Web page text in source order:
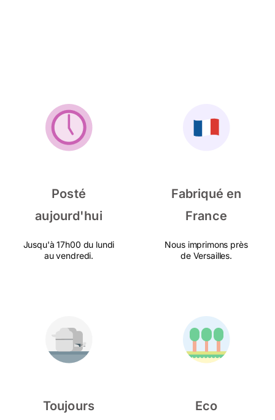
Posté
aujourd'hui
Jusqu'à 17h00 du lundi
au vendredi.
Fabriqué en
France
Nous imprimons près
de Versailles.
Toujours
Eco